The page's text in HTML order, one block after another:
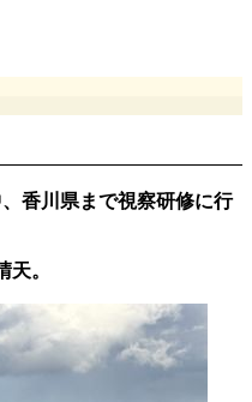
香川県まで視察研修に行
。